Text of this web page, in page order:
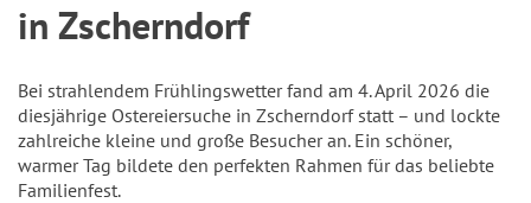
in Zscherndorf
Bei strahlendem Frühlingswetter fand am 4. April 2026 die
diesjährige Ostereiersuche in Zscherndorf statt – und lockte
zahlreiche kleine und große Besucher an. Ein schöner,
warmer Tag bildete den perfekten Rahmen für das beliebte
Familienfest.